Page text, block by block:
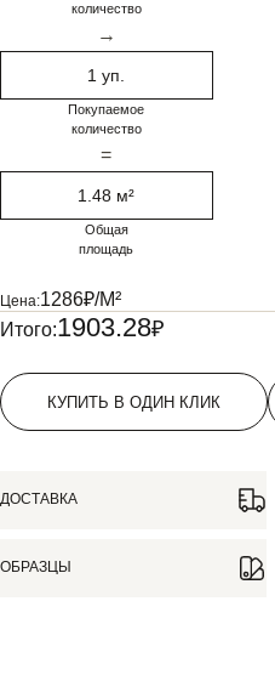
количество
→
Покупаемое
количество
1 уп.
=
Общая
площадь
1.48 м²
Цена:1286₽/М²
Итого:1903.28₽
КУПИТЬ В ОДИН КЛИК
ДОСТАВКА
ОБРАЗЦЫ